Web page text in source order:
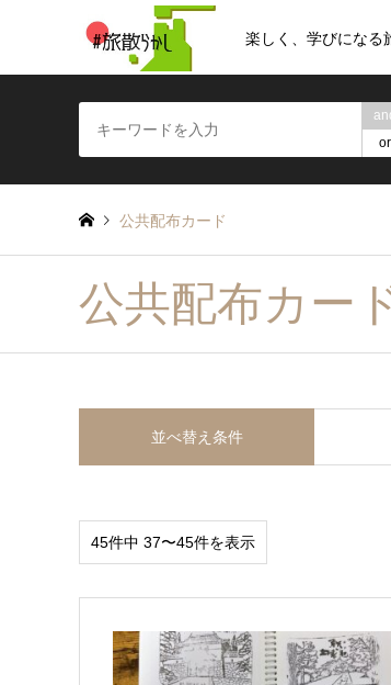
楽しく、学びになる
or
公共配布カード
公共配布カー
並べ替え条件
45件中 37〜45件を表示